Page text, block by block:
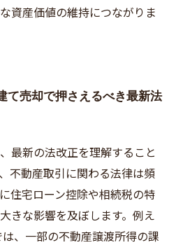
資産価値の維持につながりま
て売却で押さえるべき最新法
最新の法改正を理解すること
不動産取引に関わる法律は頻
住宅ローン控除や相続税の特
きな影響を及ぼします。例え
、一部の不動産譲渡所得の課